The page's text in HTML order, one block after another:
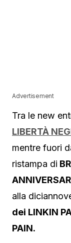
Advertisement
Tra le new
LIBERTÀ
mentre fuori
ristampa di
alla
dei LINKIN
PAIN.